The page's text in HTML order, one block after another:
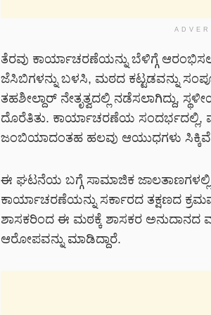
ತೆರವು ಕಾರ್ಯಾಚರಣೆಯನ್ನು ಬೆಳಿಗ್ಗೆ
ಜೆಸಿಬಿಗಳನ್ನು ಬಳಸಿ, ಮಠದ ಕಟ್ಟಡವನ್ನು
ತಹಶೀಲ್ದಾರ್ ನೇತೃತ್ವದಲ್ಲಿ ನಡೆಸಲಾಗಿದ್ದು,
ದೊರೆತಿತು. ಕಾರ್ಯಾಚರಣೆಯ ಸಂದರ್ಭದಲ್ಲಿ,
ಜಂಬಿಯಾದಂತಹ ಹಲವು ಆಯುಧಗಳು
ಈ ಘಟನೆಯ ಬಗ್ಗೆ ಸಾಮಾಜಿಕ
ಕಾರ್ಯಾಚರಣೆಯನ್ನು ಸರ್ಕಾರದ ತಕ್ಷಣದ
ಶಾಸಕರಿಂದ ಈ ಮಠಕ್ಕೆ ಶಾಸಕರ ಅನುದಾನದ
ಆರೋಪವನ್ನು ಮಾಡಿದ್ದಾರೆ.